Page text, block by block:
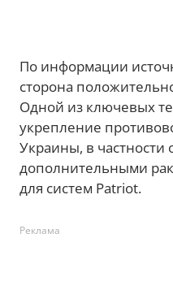
По информации
сторона
Одной из ключевых
укрепление
Украины, в частности
дополнительными
для систем Patriot.
Реклама